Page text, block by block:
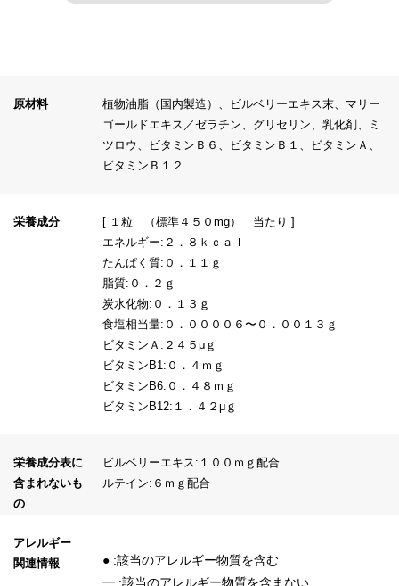
原材料
植物油脂（国内製造）、ビルベリーエキス末、マリー
ゴールドエキス／ゼラチン、グリセリン、乳化剤、ミ
ツロウ、ビタミンＢ６、ビタミンＢ１、ビタミンＡ、
ビタミンＢ１２
栄養成分
[ １粒 （標準４５０mg） 当たり ]
エネルギー:２．８ｋｃａｌ
たんぱく質:０．１１ｇ
脂質:０．２ｇ
炭水化物:０．１３ｇ
食塩相当量:０．００００６〜０．００１３ｇ
ビタミンＡ:２４５μｇ
ビタミンB1:０．４ｍｇ
ビタミンB6:０．４８ｍｇ
ビタミンB12:１．４２μｇ
栄養成分表に
含まれないも
の
ビルベリーエキス:１００ｍｇ配合
ルテイン:６ｍｇ配合
アレルギー
関連情報
● :該当のアレルギー物質を含む
━ :該当のアレルギー物質を含まない